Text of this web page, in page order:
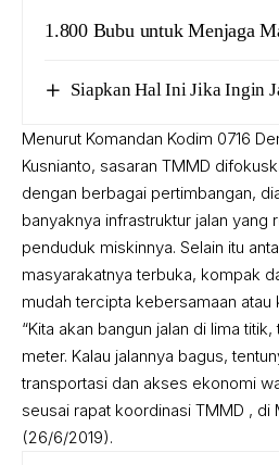
1.800 Bubu untuk Menjaga
Siapkan Hal Ini Jika Ingin
Menurut Komandan Kodim 0716
Kusnianto, sasaran TMMD
dengan berbagai pertimbangan,
banyaknya infrastruktur jalan yang
penduduk miskinnya. Selain itu
masyarakatnya terbuka, kompak
mudah tercipta kebersamaan
“Kita akan bangun jalan di lima
meter. Kalau jalannya bagus,
transportasi dan akses ekonomi
seusai rapat koordinasi TMMD , di
(26/6/2019).